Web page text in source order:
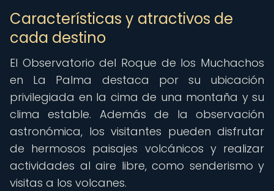
Características y atractivos de
cada destino
El Observatorio del Roque de los Muchachos
en La Palma destaca por su ubicación
privilegiada en la cima de una montaña y su
clima estable. Además de la observación
astronómica, los visitantes pueden disfrutar
de hermosos paisajes volcánicos y realizar
actividades al aire libre, como senderismo y
visitas a los volcanes.